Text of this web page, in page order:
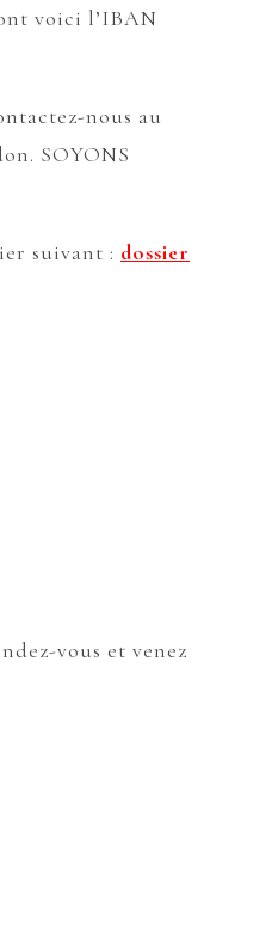
voici l’IBAN
nous au
SOYONS
suivant : dossier
vous et venez